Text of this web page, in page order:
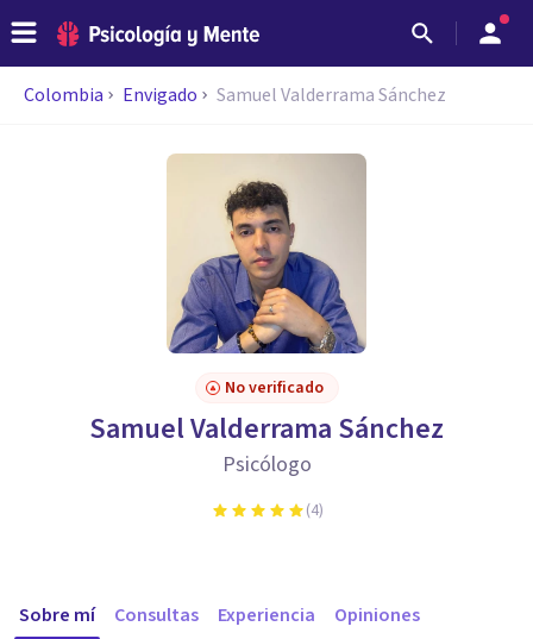
Colombia Envigado Samuel Valderrama Sánchez
No verificado
Samuel Valderrama Sánchez
Psicólogo
(4)
Sobre mí Consultas Experiencia Opiniones